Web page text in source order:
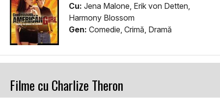
Cu: Jena Malone, Erik von Detten,
Harmony Blossom
Gen: Comedie, Crimă, Dramă
Filme cu Charlize Theron